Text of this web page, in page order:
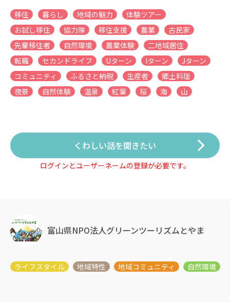
移住 暮らし 地域の魅力
体験ツアー
お試し移住
協力隊 移住支援 農業
古民家
先輩移住者
自然環境 農業体験
二地域居住
転職
セカンドライフ Uターン Iターン
Jターン
コミュニティ
ふるさと納税 生産者
郷土料理
夜景
自然体験 温泉 紅葉 桜 海 山
くわしい話を聞きたい
ログインとユーザーネームの登録が必要です。
富山県NPO法人グリーンツーリズムとやま